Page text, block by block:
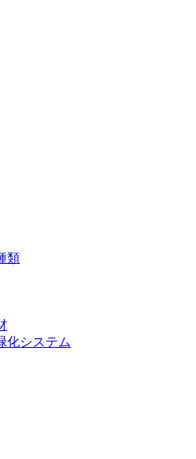
類
化システム